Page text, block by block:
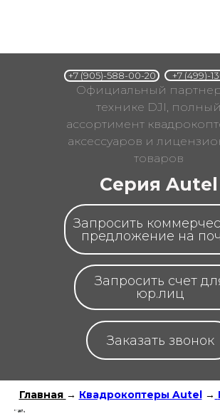
Серия Autel
Официальный
технике DJI, полный
ассортимент
аксессуаров и
товаров
Заказать звонок
Запросить
предложение на
Запросить счет
юр.лиц
+7 (499)-
+7 (905)-588-00-20
Главная → Квадрокоптеры Autel→